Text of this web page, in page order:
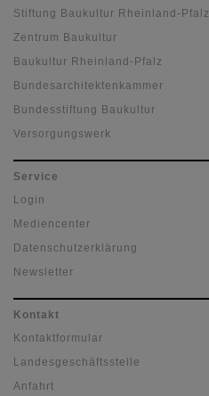
Stiftung Baukultur Rheinland-Pfalz
Zentrum Baukultur
Baukultur Rheinland-Pfalz
Bundesarchitektenkammer
Bundesstiftung Baukultur
Versorgungswerk
Service
Login
Mediencenter
Datenschutzerklärung
Newsletter
Kontakt
Kontaktformular
Landesgeschäftsstelle
Anfahrt